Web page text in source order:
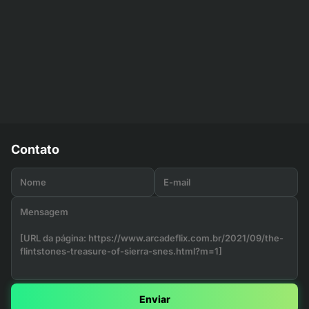
Contato
Enviar